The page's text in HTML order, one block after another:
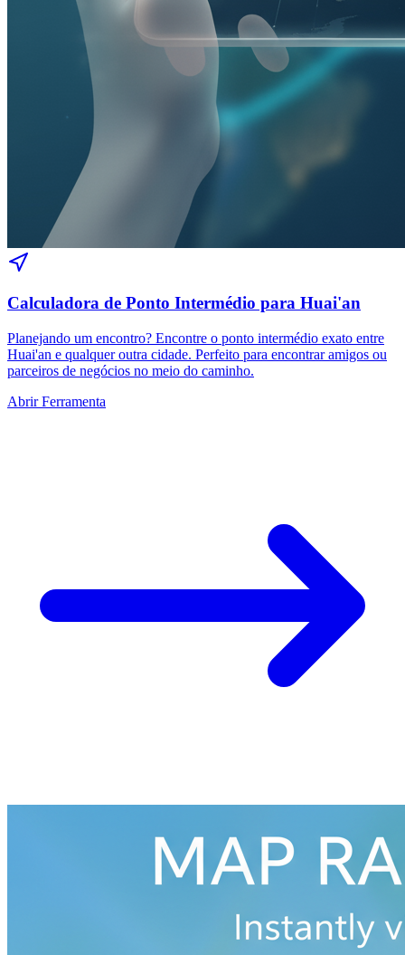
Calculadora de Ponto Intermédio para Huai'an
Planejando um encontro? Encontre o ponto intermédio exato entre
Huai'an e qualquer outra cidade. Perfeito para encontrar amigos ou
parceiros de negócios no meio do caminho.
Abrir Ferramenta